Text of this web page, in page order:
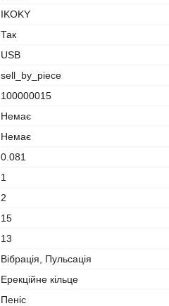
IKOKY
Так
USB
sell_by_piece
100000015
Немає
Немає
0.081
1
2
15
13
Вібрація, Пульсація
Ерекційне кільце
Пеніс